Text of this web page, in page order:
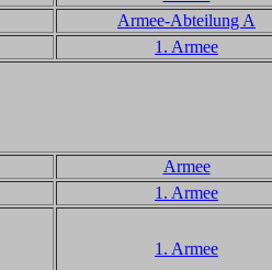
Armee-Abteilung A
1. Armee
Armee
1. Armee
1. Armee